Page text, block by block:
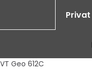
Privat
Geo 612C